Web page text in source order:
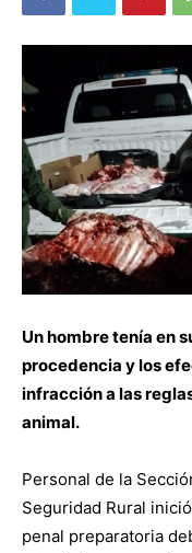
Un hombre tenía en
procedencia y los
infracción a las
animal.
Personal de la
Seguridad Rural
penal preparatoria